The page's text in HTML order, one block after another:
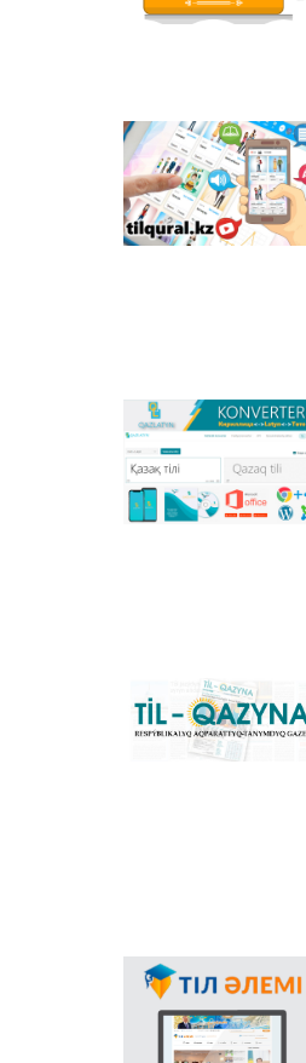
انيماسييالىق فيلьمدەر
Tilqural.kz –
مەملەكەتتىك تىلدى
دەڭگەيلەپ ٴا يرەنۋگە
ارنالعان ۆەب-سەرۆيس.
سايتتا ا1 دەڭگەيى
Qazlatyn.kz –
ماتىندەردى كيريلدەن
لاتىنعا جانە توتە جازۋعا
ونلاين تٴا ردە
سايكەستەندىرەتىن
باعدارلاماسىنىڭ
Windows-قا ارنالعان
offline-نۇسقاسىن, MS
«Til-Qazyna»
رەسپۋبليكالىق اقپاراتتىق-
تانىمدىق گازەتى
مەملەكەتتىك تىلدىڭ
قولدانىس اياسىنىڭ
كەڭەۋىندە عالامتور
ارقىلى تىلدى